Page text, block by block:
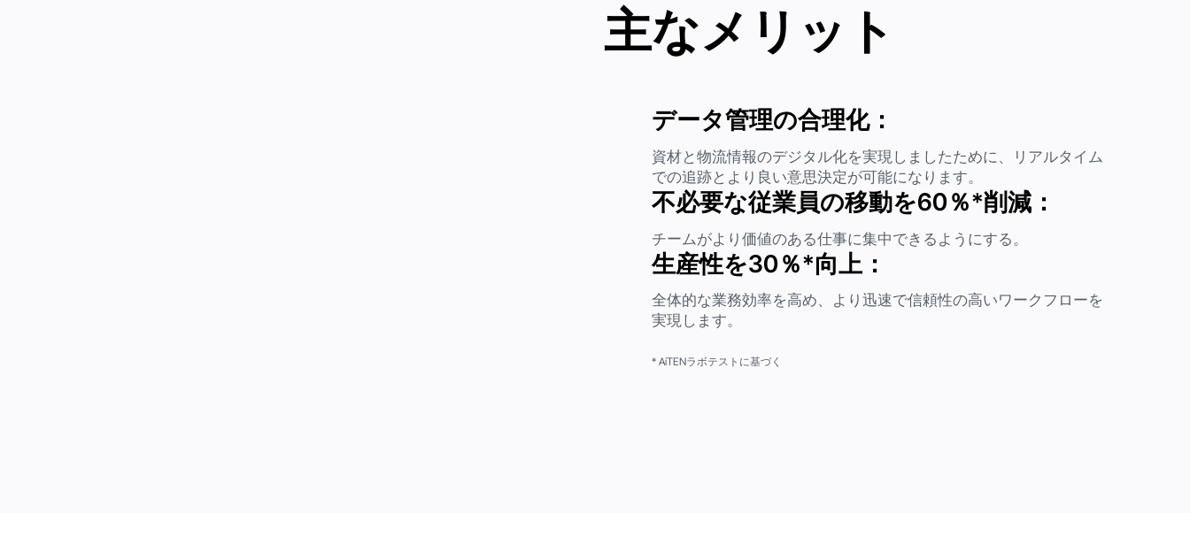
主なメリット
データ管理の合理化：
資材と物流情報のデジタル化を実現しましたために、リアルタイム
での追跡とより良い意思決定が可能になります。
不必要な従業員の移動を60％*削減：
チームがより価値のある仕事に集中できるようにする。
生産性を30％*向上：
全体的な業務効率を高め、より迅速で信頼性の高いワークフローを
実現します。
* AiTENラボテストに基づく